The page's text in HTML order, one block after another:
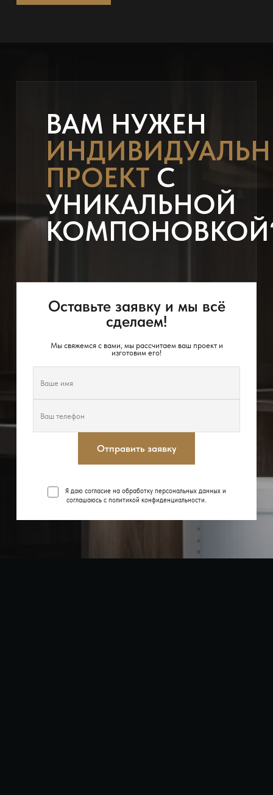
ВАМ НУЖЕН
ПРОЕКТС
УНИКАЛЬНОЙ
Оставьте заявку и мы всё
сделаем!
Мы свяжемся с вами, мы рассчитаем ваш проект и
изготовим его!
Отправить заявку
Я даю согласие на обработку персональных данных и
соглашаюсь с политикой конфиденциальности.